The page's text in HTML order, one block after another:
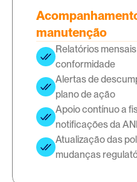
manutenção
Relatórios
conformidade
Alertas de
plano de ação
Apoio contínuo a
notificações da
Atualização das
mudanças